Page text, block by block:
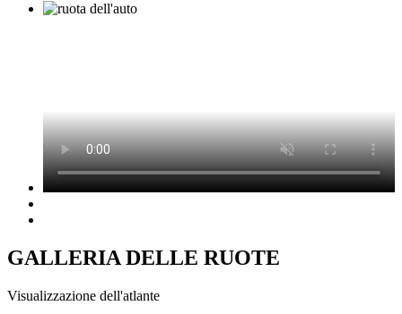
GALLERIA DELLE RUOTE
Visualizzazione dell'atlante